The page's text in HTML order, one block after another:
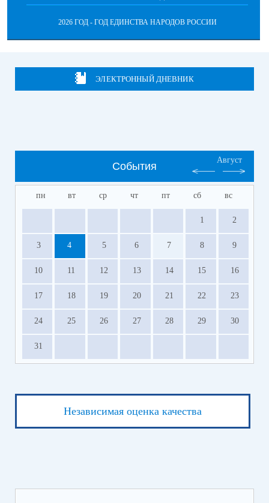
2026 ГОД - ГОД ЕДИНСТВА НАРОДОВ РОССИИ
ЭЛЕКТРОННЫЙ ДНЕВНИК
События
Август
пн вт ср чт пт сб вс
1 2
3 4 5 6 7 8 9
10 11 12 13 14 15 16
17 18 19 20 21 22 23
24 25 26 27 28 29 30
31
Независимая оценка качества